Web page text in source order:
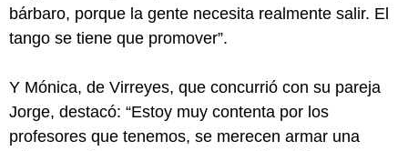
bárbaro, porque la gente necesita realmente salir. El
tango se tiene que promover”.
Y Mónica, de Virreyes, que concurrió con su pareja
Jorge, destacó: “Estoy muy contenta por los
profesores que tenemos, se merecen armar una